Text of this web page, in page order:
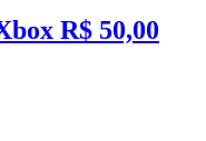
R$ 50,00